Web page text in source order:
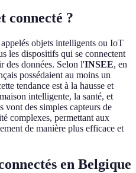
connecté ?
appelés objets intelligents ou IoT
les dispositifs qui se connectent
des données. Selon l'INSEE, en
possédaient au moins un
tendance est à la hausse et
intelligente, la santé, et
vont des simples capteurs de
complexes, permettant aux
de manière plus efficace et
en Belgique